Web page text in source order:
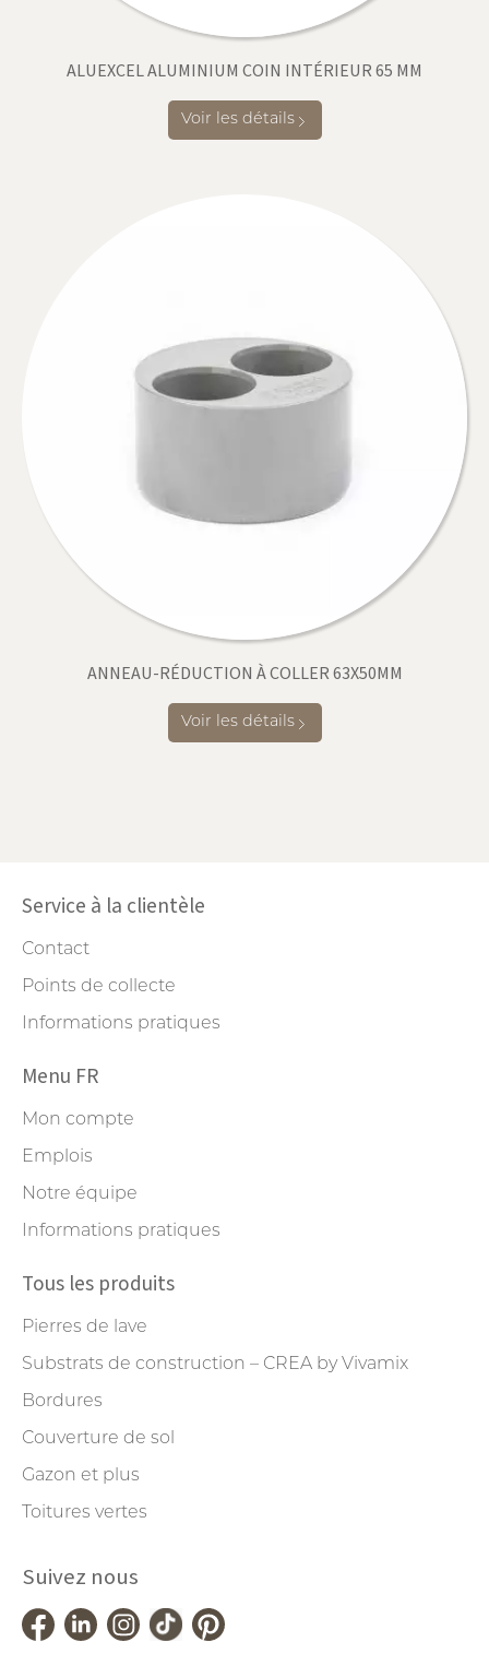
ALUEXCEL ALUMINIUM COIN INTÉRIEUR 65 MM
Voir les détails
ANNEAU-RÉDUCTION À COLLER 63X50MM
Voir les détails
Service à la clientèle
Contact
Points de collecte
Informations pratiques
Menu FR
Mon compte
Emplois
Notre équipe
Informations pratiques
Tous les produits
Pierres de lave
Substrats de construction – CREA by Vivamix
Bordures
Couverture de sol
Gazon et plus
Toitures vertes
Suivez nous